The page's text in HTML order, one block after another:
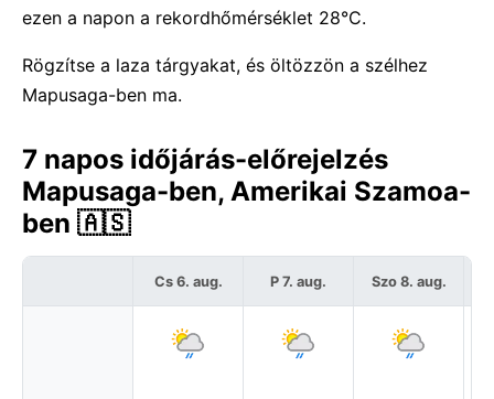
ezen a napon a rekordhőmérséklet 28°C.
Rögzítse a laza tárgyakat, és öltözzön a szélhez
Mapusaga-ben ma.
7 napos időjárás-előrejelzés
Mapusaga-ben, Amerikai Szamoa-
ben 🇦🇸
Cs 6. aug. P 7. aug. Szo 8. aug.